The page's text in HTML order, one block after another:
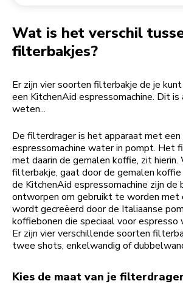
Wat is het verschil
filterbakjes?
Er zijn vier soorten filterbakje de je
een KitchenAid espressomachine. Dit
weten...
De filterdrager is het apparaat met een
espressomachine water in pompt. Het
met daarin de gemalen koffie, zit
filterbakje, gaat door de gemalen koffie
de KitchenAid espressomachine zijn de
ontworpen om gebruikt te worden met
wordt gecreëerd door de Italiaanse
koffiebonen die speciaal voor espresso
Er zijn vier verschillende soorten
twee shots, enkelwandig of
Kies de maat van je